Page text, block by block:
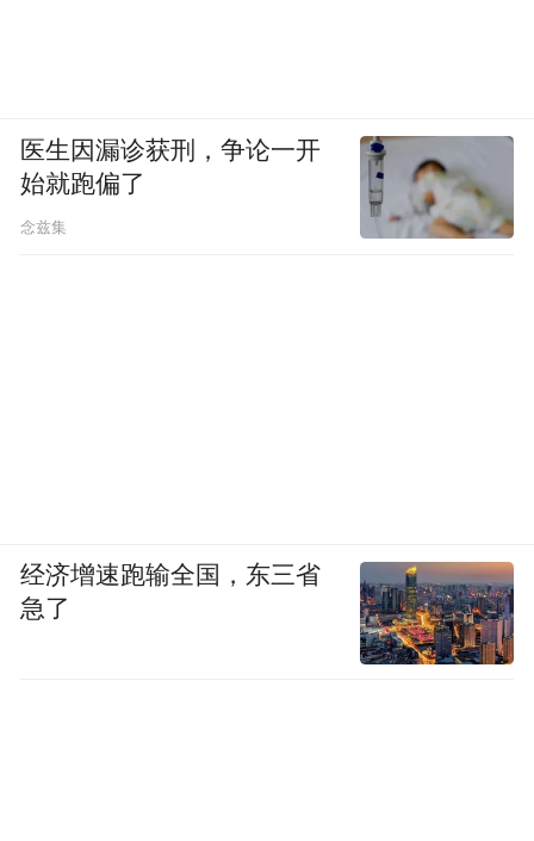
医生因漏诊获刑，争论一开
始就跑偏了
念兹集
经济增速跑输全国，东三省
急了